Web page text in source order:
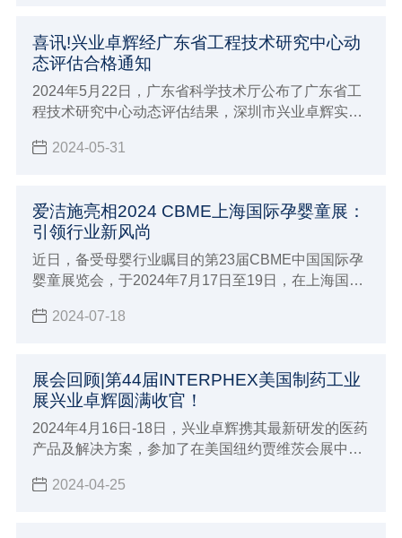
喜讯!兴业卓辉经广东省工程技术研究中心动
态评估合格通知
2024年5月22日，广东省科学技术厅公布了广东省工
程技术研究中心动态评估结果，深圳市兴业卓辉实业
污染控制工程技术研究中心顺利地通过了严格的评审
2024-05-31
爱洁施亮相2024 CBME上海国际孕婴童展：
引领行业新风尚
近日，备受母婴行业瞩目的第23届CBME中国国际孕
婴童展览会，于2024年7月17日至19日，在上海国家
名的孕婴童生活用品品牌，携其引以为傲的母婴与卫
2024-07-18
展会回顾|第44届INTERPHEX美国制药工业
展兴业卓辉圆满收官！
2024年4月16日-18日，兴业卓辉携其最新研发的医药
产品及解决方案，参加了在美国纽约贾维茨会展中心
2024-04-25